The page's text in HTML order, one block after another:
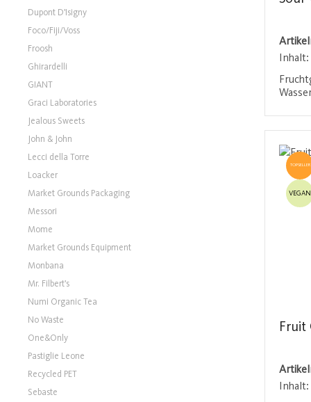
Dupont D'Isigny
Foco/Fiji/Voss
Froosh
Ghirardelli
GIANT
Graci Laboratories
Jealous Sweets
John & John
Lecci della Torre
Loacker
Market Grounds Packaging
Messori
Mome
Market Grounds Equipment
Monbana
Mr. Filbert's
Numi Organic Tea
No Waste
One&Only
Pastiglie Leone
Recycled PET
Sebaste
Inhalt:
ein
TOPSELLER
VEGAN
Fruit
Inhalt: